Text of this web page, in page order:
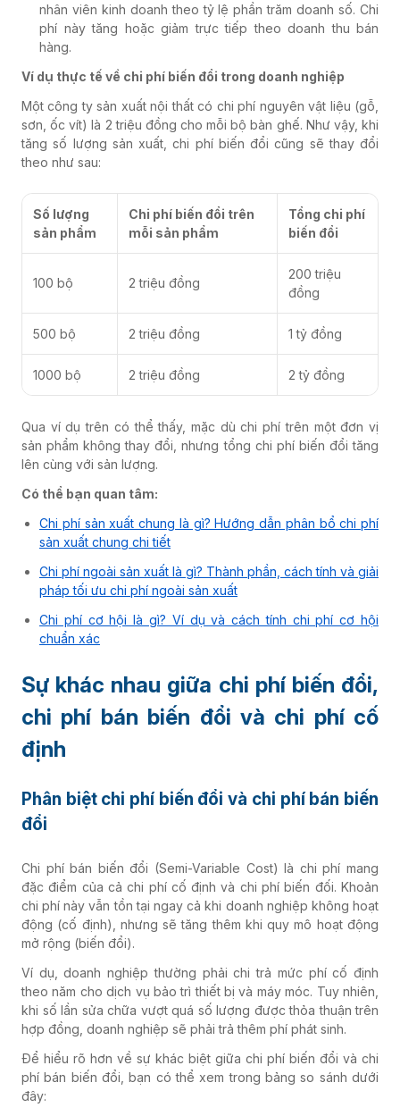
nhân viên kinh doanh theo tỷ lệ phần trăm doanh số. Chi
phí này tăng hoặc giảm trực tiếp theo doanh thu bán
hàng.
Ví dụ thực tế về chi phí biến đổi trong doanh nghiệp
Một công ty sản xuất nội thất có chi phí nguyên vật liệu (gỗ,
sơn, ốc vít) là 2 triệu đồng cho mỗi bộ bàn ghế. Như vậy, khi
tăng số lượng sản xuất, chi phí biến đổi cũng sẽ thay đổi
theo như sau:
Số lượng
sản phẩm
Chi phí biến đổi trên
mỗi sản phẩm
Tổng chi phí
biến đổi
100 bộ 2 triệu đồng
200 triệu
đồng
500 bộ 2 triệu đồng 1 tỷ đồng
1000 bộ 2 triệu đồng 2 tỷ đồng
Qua ví dụ trên có thể thấy, mặc dù chi phí trên một đơn vị
sản phẩm không thay đổi, nhưng tổng chi phí biến đổi tăng
lên cùng với sản lượng.
Có thể bạn quan tâm:
Chi phí sản xuất chung là gì? Hướng dẫn phân bổ chi phí
sản xuất chung chi tiết
Chi phí ngoài sản xuất là gì? Thành phần, cách tính và giải
pháp tối ưu chi phí ngoài sản xuất
Chi phí cơ hội là gì? Ví dụ và cách tính chi phí cơ hội
chuẩn xác
Sự khác nhau giữa chi phí biến đổi,
chi phí bán biến đổi và chi phí cố
định
Phân biệt chi phí biến đổi và chi phí bán biến
đổi
Chi phí bán biến đổi (Semi-Variable Cost) là chi phí mang
đặc điểm của cả chi phí cố định và chi phí biến đối. Khoản
chi phí này vẫn tồn tại ngay cả khi doanh nghiệp không hoạt
động (cố định), nhưng sẽ tăng thêm khi quy mô hoạt động
mở rộng (biến đổi).
Ví dụ, doanh nghiệp thường phải chi trả mức phí cố định
theo năm cho dịch vụ bảo trì thiết bị và máy móc. Tuy nhiên,
khi số lần sửa chữa vượt quá số lượng được thỏa thuận trên
hợp đồng, doanh nghiệp sẽ phải trả thêm phí phát sinh.
Để hiểu rõ hơn về sự khác biệt giữa chi phí biến đổi và chi
phí bán biến đổi, bạn có thể xem trong bảng so sánh dưới
đây: